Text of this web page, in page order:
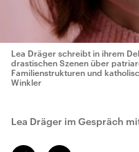
Lea Dräger schreibt in ihrem
drastischen Szenen über
Familienstrukturen und
Winkler
Lea Dräger im Gespräch